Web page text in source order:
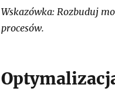
Wskazówka: Rozbuduj
procesów.